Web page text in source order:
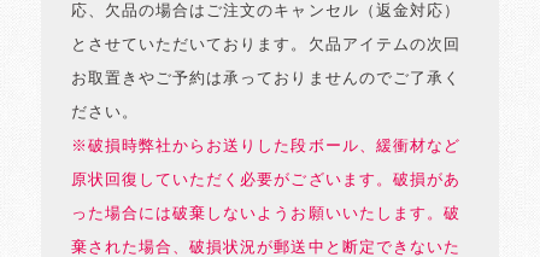
応、欠品の場合はご注文のキャンセル（返金対応）
とさせていただいております。欠品アイテムの次回
お取置きやご予約は承っておりませんのでご了承く
ださい。
※破損時弊社からお送りした段ボール、緩衝材など
原状回復していただく必要がございます。破損があ
った場合には破棄しないようお願いいたします。破
棄された場合、破損状況が郵送中と断定できないた